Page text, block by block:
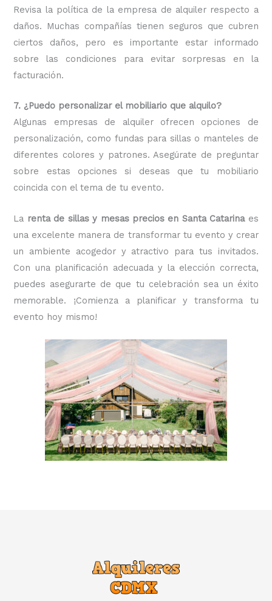
Revisa la política de la empresa de alquiler respecto a
daños. Muchas compañías tienen seguros que cubren
ciertos daños, pero es importante estar informado
sobre las condiciones para evitar sorpresas en la
facturación.
7. ¿Puedo personalizar el mobiliario que alquilo?
Algunas empresas de alquiler ofrecen opciones de
personalización, como fundas para sillas o manteles de
diferentes colores y patrones. Asegúrate de preguntar
sobre estas opciones si deseas que tu mobiliario
coincida con el tema de tu evento.
La renta de sillas y mesas precios en Santa Catarina es
una excelente manera de transformar tu evento y crear
un ambiente acogedor y atractivo para tus invitados.
Con una planificación adecuada y la elección correcta,
puedes asegurarte de que tu celebración sea un éxito
memorable. ¡Comienza a planificar y transforma tu
evento hoy mismo!